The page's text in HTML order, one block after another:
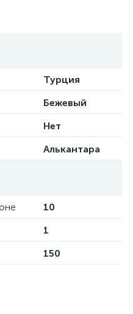
Турция
Бежевый
Нет
Алькантара
10
1
150